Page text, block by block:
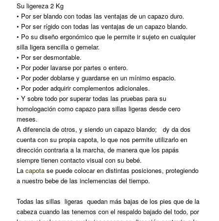
Su ligereza 2 Kg
• Por ser blando con todas las ventajas de un capazo duro.
• Por ser rígido con todas las ventajas de un capazo blando.
• Po su diseño ergonómico que le permite ir sujeto en cualquier
silla ligera sencilla o gemelar.
• Por ser desmontable.
• Por poder lavarse por partes o entero.
• Por poder doblarse y guardarse en un mínimo espacio.
• Por poder adquirir complementos adicionales.
• Y sobre todo por superar todas las pruebas para su
homologación como capazo para sillas ligeras desde cero
meses.
A diferencia de otros, y siendo un capazo blando; dy da dos
cuenta con su propia capota, lo que nos permite utilizarlo en
dirección contraria a la marcha, de manera que los papás
siempre tienen contacto visual con su bebé.
Lacapota se puede colocar en distintas posiciones, protegiendo
a nuestro bebe de las inclemencias del tiempo.
Todas las sillas ligeras quedan más bajas de los pies que de la
cabeza cuando las tenemos con el respaldo bajado del todo, por